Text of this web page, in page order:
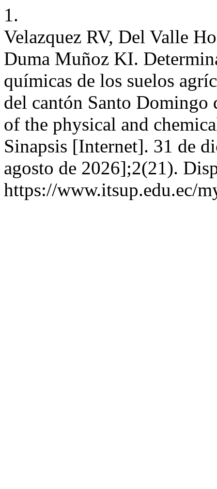
1.
Velazquez RV, Del Valle
Duma Muñoz KI.
químicas de los suelos
del cantón Santo Domingo
of the physical and
Sinapsis [Internet]. 31 de
agosto de 2026];2(21).
https://www.itsup.edu.ec/